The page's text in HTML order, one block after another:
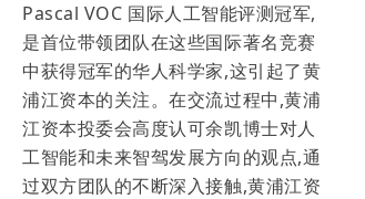
Pascal VOC 国际人工智能评测冠军,
是首位带领团队在这些国际著名竞赛
中获得冠军的华人科学家,这引起了黄
浦江资本的关注。在交流过程中,黄浦
江资本投委会高度认可余凯博士对人
工智能和未来智驾发展方向的观点,通
过双方团队的不断深入接触,黄浦江资